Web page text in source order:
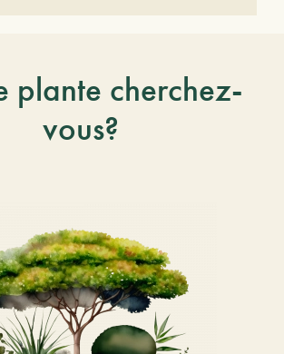
plante cherchez-
vous?